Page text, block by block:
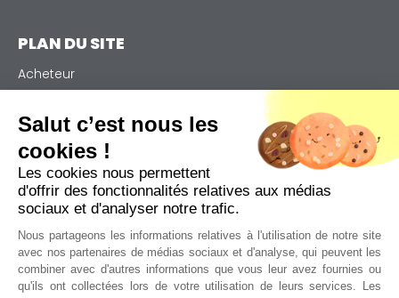
PLAN DU SITE
Acheteur
Notre expertise
Qui sommes-nous
Actualités
Contact
Plan de site
ALERTES EMAIL
Salut c’est nous les
cookies !
Les cookies nous permettent
d'offrir des fonctionnalités relatives aux médias
sociaux et d'analyser notre trafic.
Nous partageons les informations relatives à l'utilisation de notre site
avec nos partenaires de médias sociaux et d'analyse, qui peuvent les
combiner avec d'autres informations que vous leur avez fournies ou
qu'ils ont collectées lors de votre utilisation de leurs services. Les